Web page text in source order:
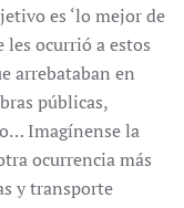
es ‘lo mejor de
les ocurrió a estos
arrebataban en
públicas,
Imagínense la
ocurrencia más
y transporte